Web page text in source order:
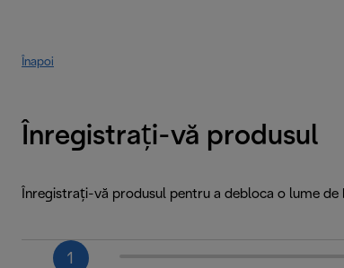
Înapoi
Înregistrați-vă produsul
Înregistrați-vă produsul pentru a debloca o lume de
1